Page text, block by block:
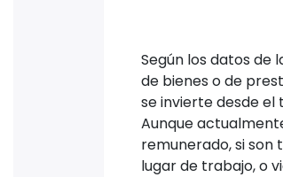
Según los datos de
de bienes o de
se invierte desde el
Aunque
remunerado, si son
lugar de trabajo, o